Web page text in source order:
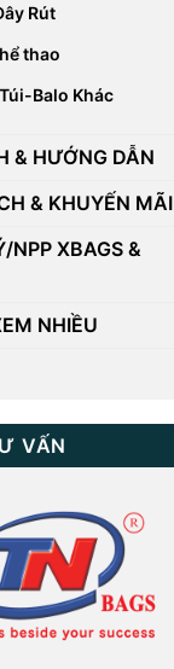
Rút
thao
Balo Khác
& HƯỚNG DẪN
& KHUYẾN MÃI
NPP XBAGS &
NHIỀU
VẤN